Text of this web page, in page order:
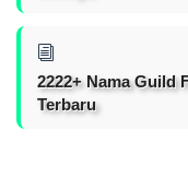
2222+ Nama Guild
Terbaru